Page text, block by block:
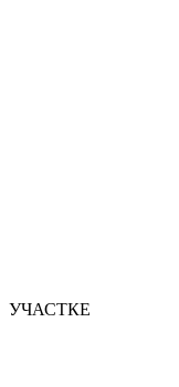
УЧАСТКЕ